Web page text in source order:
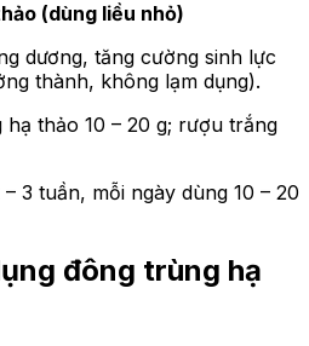
(dùng liều nhỏ)
dương, tăng cường sinh lực
thành, không lạm dụng).
thảo 10 – 20 g; rượu trắng
3 tuần, mỗi ngày dùng 10 – 20
đông trùng hạ